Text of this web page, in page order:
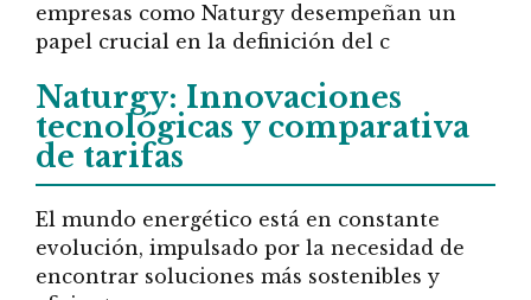
empresas como Naturgy desempeñan un
papel crucial en la definición del c
Naturgy: Innovaciones
tecnológicas y comparativa
de tarifas
El mundo energético está en constante
evolución, impulsado por la necesidad de
encontrar soluciones más sostenibles y